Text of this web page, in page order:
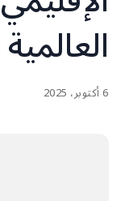
6 أكتوبر، 2025